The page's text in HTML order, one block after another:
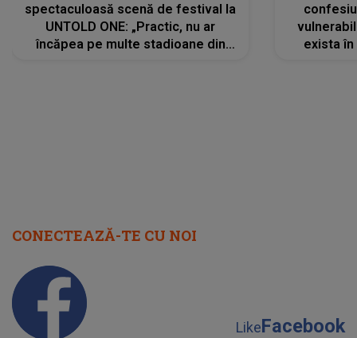
spectaculoasă scenă de festival la
UNTOLD ONE: „Practic, nu ar
încăpea pe multe stadioane din
exista
CONECTEAZĂ-TE CU NOI
LikeFacebook